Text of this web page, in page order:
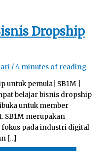
Dropship
ari /4 minutes of reading
untuk pemula| SB1M |
belajar bisnis dropship
untuk member
SB1M merupakan
pada industri digital
[…]